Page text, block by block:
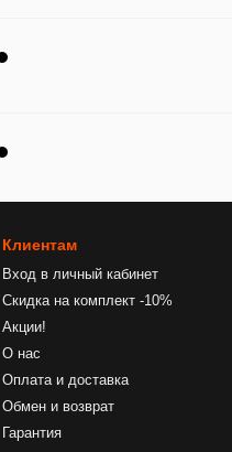
Клиентам
Вход в личный кабинет
Скидка на комплект -10%
Акции!
О нас
Оплата и доставка
Обмен и возврат
Гарантия